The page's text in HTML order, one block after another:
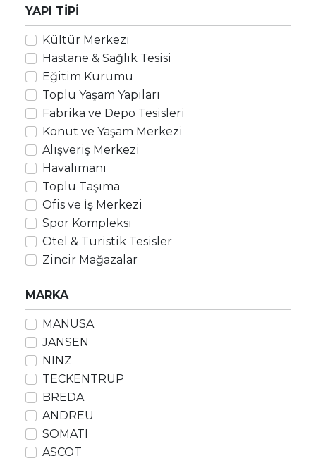
YAPI TİPİ
Kültür Merkezi
Hastane & Sağlık Tesisi
Eğitim Kurumu
Toplu Yaşam Yapıları
Fabrika ve Depo Tesisleri
Konut ve Yaşam Merkezi
Alışveriş Merkezi
Havalimanı
Toplu Taşıma
Ofis ve İş Merkezi
Spor Kompleksi
Otel & Turistik Tesisler
Zincir Mağazalar
MARKA
MANUSA
JANSEN
NINZ
TECKENTRUP
BREDA
ANDREU
SOMATI
ASCOT